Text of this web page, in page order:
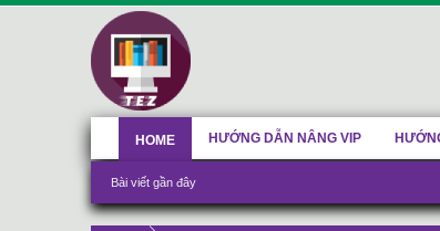
HOME
Bài viết gần đây
HƯỚNG DẪN NÂNG VIP